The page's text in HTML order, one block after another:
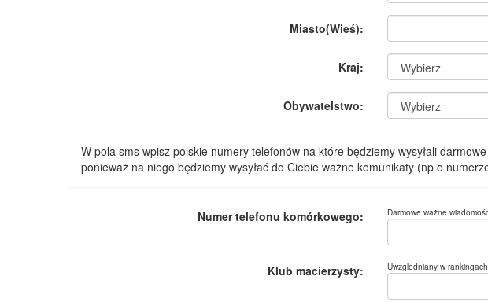
Miasto(Wieś):
Kraj:
Obywatelstwo:
W pola sms wpisz polskie numery telefonów na które będziemy wysyłali
ponieważ na niego będziemy wysyłać do Ciebie ważne komunikaty (np o
Numer telefonu komórkowego: Darmowe ważne
Klub macierzysty: Uwzgledniany w